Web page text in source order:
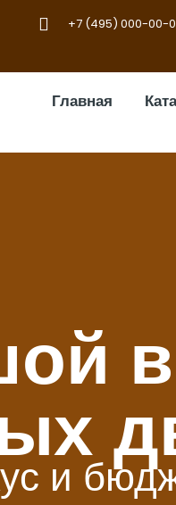
+7 (495) 000-00-
Главная
и